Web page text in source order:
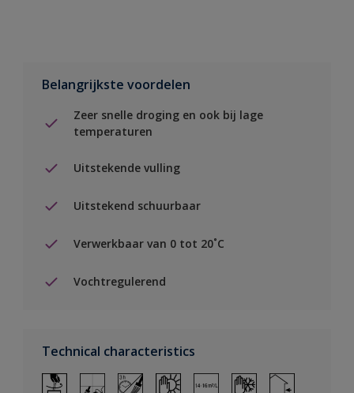
Belangrijkste voordelen
Zeer snelle droging en ook bij lage
temperaturen
Uitstekende vulling
Uitstekend schuurbaar
Verwerkbaar van 0 tot 20˚C
Vochtregulerend
Technical characteristics